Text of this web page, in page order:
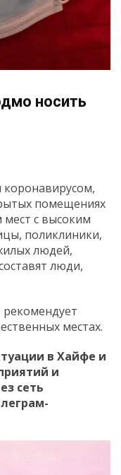
носить
коронавирусом,
помещениях
с высоким
поликлиники,
людей,
люди,
местах.
в Хайфе и
и
сеть